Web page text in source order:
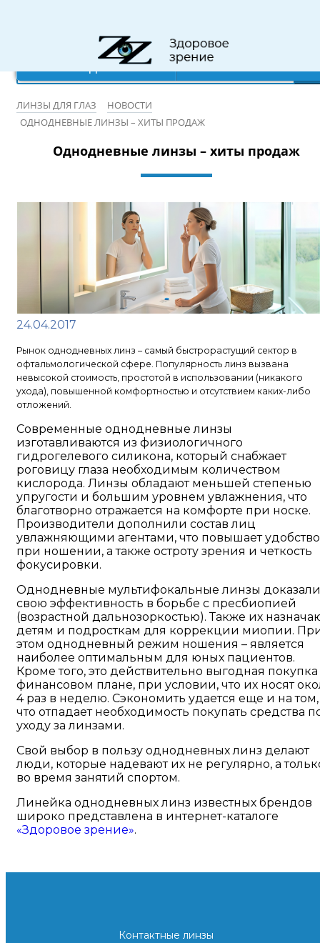
Санкт-Петербург
ЛИНЗЫ ДЛЯ ГЛАЗ
НОВОСТИ
ОДНОДНЕВНЫЕ ЛИНЗЫ – ХИТЫ ПРОДАЖ
Однодневные линзы – хиты продаж
24.04.2017
Рынок однодневных линз – самый быстрорастущий сектор в
офтальмологической сфере. Популярность линз вызвана
невысокой стоимость, простотой в использовании (никакого
ухода), повышенной комфортностью и отсутствием каких-либо
отложений.
Современные однодневные линзы
изготавливаются из физиологичного
гидрогелевого силикона, который снабжает
роговицу глаза необходимым количеством
кислорода. Линзы обладают меньшей степенью
упругости и большим уровнем увлажнения, что
благотворно отражается на комфорте при носке.
Производители дополнили состав лиц
увлажняющими агентами, что повышает удобство
при ношении, а также остроту зрения и четкость
фокусировки.
Однодневные мультифокальные линзы доказали
свою эффективность в борьбе с пресбиопией
(возрастной дальнозоркостью). Также их
детям и подросткам для коррекции миопии.
этом однодневный режим ношения – является
наиболее оптимальным для юных пациентов.
Кроме того, это действительно выгодная покупка
финансовом плане, при условии, что их носят
4 раз в неделю. Сэкономить удается еще и на том,
что отпадает необходимость покупать средства
уходу за линзами.
Свой выбор в пользу однодневных линз делают
люди, которые надевают их не регулярно, а
во время занятий спортом.
Линейка однодневных линз известных брендов
широко представлена в интернет-каталоге
«Здоровое зрение».
Контактные линзы